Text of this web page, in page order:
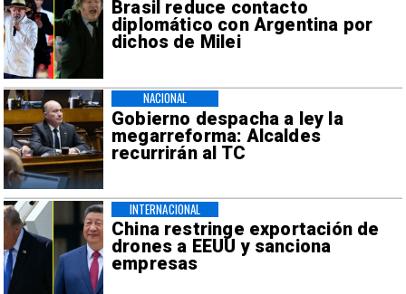
Brasil reduce contacto
diplomático con Argentina por
dichos de Milei
Gobierno despacha a ley la
megarreforma: Alcaldes
recurrirán al TC
NACIONAL
China restringe exportación de
drones a EEUU y sanciona
empresas
INTERNACIONAL